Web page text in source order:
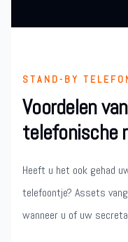
STAND-BY
Voordelen
telefonische
Heeft u het ook gehad
telefoontje? Assets
wanneer u of uw